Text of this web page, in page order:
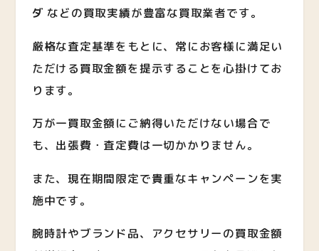
ダ などの買取実績が豊富な買取業者です。
厳格な査定基準をもとに、常にお客様に満足い
ただける買取金額を提示することを心掛けてお
ります。
万が一買取金額にご納得いただけない場合で
も、出張費・査定費は一切かかりません。
また、現在期間限定で貴重なキャンペーンを実
施中です。
腕時計やブランド品、アクセサリーの買取金額